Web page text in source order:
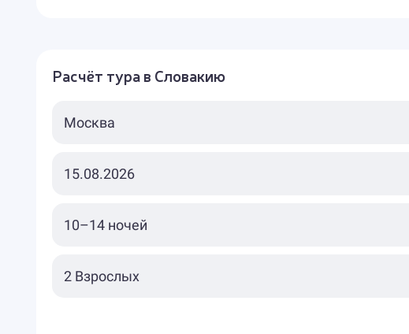
Расчёт тура в Словакию